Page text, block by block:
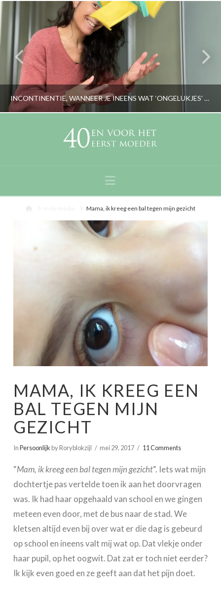
INCONTINENTIE, WANNEER JE INEENS WAT ‘ONGELUKJES’ HEBT EN WAT JE KAN HELPEN
RORYBLOKZIJL
Navigation
Mama, ik kreeg een bal tegen mijn gezicht
MAMA, IK KREEG EEN
BAL TEGEN MIJN
GEZICHT
InPersoonlijk by Roryblokzijl mei 29, 2017 11 Comments
“Mam, ik kreeg een bal tegen mijn gezicht“. Iets wat mijn
dochtertje pas vertelde toen ik aan het doorvragen
was. Ik had haar opgehaald van school en we gingen
meteen even door, met de bus naar de stad. We
kletsen altijd even bij over wat er die dag is gebeurd
op school en ineens valt mij wat op. Dat vlekje onder
haar pupil, op het oogwit. Dat zat er toch niet eerder?
Ik kijk even goed en ze geeft aan dat het pijn doet.